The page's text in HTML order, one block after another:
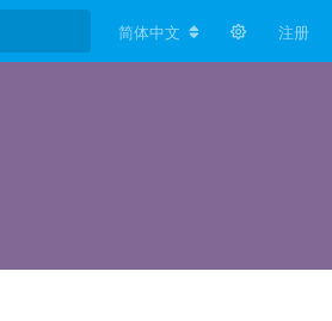
简体中文 注册